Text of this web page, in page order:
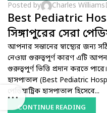
Posted by Charles Williams
Best Pediatric
সিঙ্গাপুরের সেরা
আপনার সন্তানের স্বাস্থ্যের জন্য
নেওয়া গুরুত্বপূর্ণ কারণ এটি
গুরুত্বপূর্ণ ভিত্তি প্রদান করতে
হাসপাতাল (Best Pediatric
পেডিয়াট্রিক হাসপাতাল হিসেবে...
CONTINUE READING